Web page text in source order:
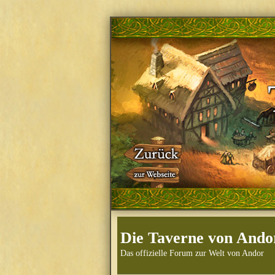
Die Taverne von
Das offizielle Forum zur Welt von Andor